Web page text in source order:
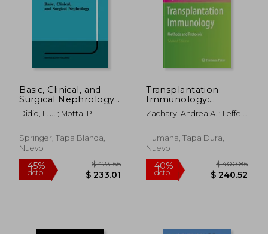
Basic, Clinical, and
Surgical Nephrology
(en Inglés)
Didio, L. J. ; Motta, P.
Springer, Tapa Blanda,
Nuevo
Transplantation
Immunology:
Methods and
Protocols (en Inglés)
Zachary, Andrea A. ; Leffell,
Humana, Tapa Dura,
Nuevo